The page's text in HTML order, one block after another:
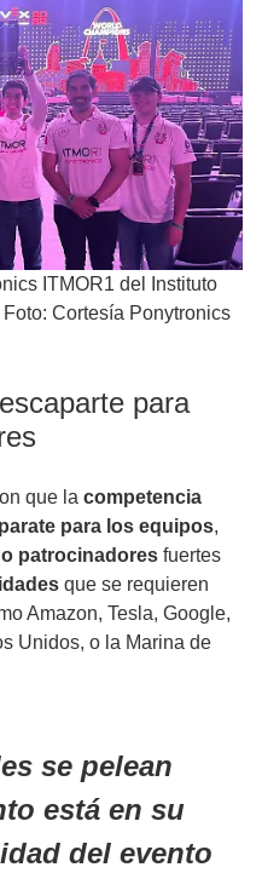
ITMOR1 del Instituto
Foto: Cortesía Ponytronics
para
que la competencia
para los equipos,
patrocinadores fuertes
que se requieren
Amazon, Tesla, Google,
Unidos, o la Marina de
se pelean
está en su
del evento